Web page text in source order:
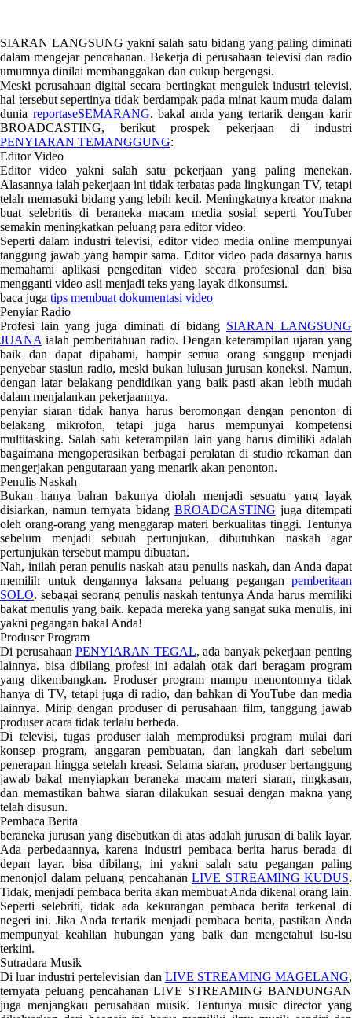
SIARAN LANGSUNG yakni salah satu bidang yang paling diminati
dalam mengejar pencahanan. Bekerja di perusahaan televisi dan radio
umumnya dinilai membanggakan dan cukup bergengsi.
Meski perusahaan digital secara bertingkat mengulek industri televisi,
hal tersebut sepertinya tidak berdampak pada minat kaum muda dalam
dunia reportaseSEMARANG. bakal anda yang tertarik dengan karir
BROADCASTING, berikut prospek pekerjaan di industri
PENYIARAN TEMANGGUNG:
Editor Video
Editor video yakni salah satu pekerjaan yang paling menekan.
Alasannya ialah pekerjaan ini tidak terbatas pada lingkungan TV, tetapi
telah memasuki bidang yang lebih kecil. Meningkatnya kreator makna
buat selebritis di beraneka macam media sosial seperti YouTuber
semakin meningkatkan peluang para editor video.
Seperti dalam industri televisi, editor video media online mempunyai
tanggung jawab yang hampir sama. Editor video pada dasarnya harus
memahami aplikasi pengeditan video secara profesional dan bisa
mengganti video asli menjadi teks yang layak dikonsumsi.
baca juga tips membuat dokumentasi video
Penyiar Radio
Profesi lain yang juga diminati di bidang SIARAN LANGSUNG
JUANA ialah pemberitahuan radio. Dengan keterampilan ujaran yang
baik dan dapat dipahami, hampir semua orang sanggup menjadi
penyebar stasiun radio, meski bukan lulusan jurusan koneksi. Namun,
dengan latar belakang pendidikan yang baik pasti akan lebih mudah
dalam menjalankan pekerjaannya.
penyiar siaran tidak hanya harus beromongan dengan penonton di
belakang mikrofon, tetapi juga harus mempunyai kompetensi
multitasking. Salah satu keterampilan lain yang harus dimiliki adalah
bagaimana mengoperasikan berbagai peralatan di studio rekaman dan
mengerjakan pengutaraan yang menarik akan penonton.
Penulis Naskah
Bukan hanya bahan bakunya diolah menjadi sesuatu yang layak
disiarkan, namun ternyata bidang BROADCASTING juga ditempati
oleh orang-orang yang menggarap materi berkualitas tinggi. Tentunya
sebelum menjadi sebuah pertunjukan, dibutuhkan naskah agar
pertunjukan tersebut mampu dibuatan.
Nah, inilah peran penulis naskah atau penulis naskah, dan Anda dapat
memilih untuk dengannya laksana peluang pegangan pemberitaan
SOLO. sebagai seorang penulis naskah tentunya Anda harus memiliki
bakat menulis yang baik. kepada mereka yang sangat suka menulis, ini
yakni pegangan bakal Anda!
Produser Program
Di perusahaanPENYIARAN TEGAL, ada banyak pekerjaan penting
lainnya. bisa dibilang profesi ini adalah otak dari beragam program
yang dikembangkan. Produser program mampu menontonnya tidak
hanya di TV, tetapi juga di radio, dan bahkan di YouTube dan media
lainnya. Mirip dengan produser di perusahaan film, tanggung jawab
produser acara tidak terlalu berbeda.
Di televisi, tugas produser ialah memproduksi program mulai dari
konsep program, anggaran pembuatan, dan langkah dari sebelum
penerapan hingga setelah kreasi. Selama siaran, produser bertanggung
jawab bakal menyiapkan beraneka macam materi siaran, ringkasan,
dan memastikan bahwa siaran dilakukan sesuai dengan makna yang
telah disusun.
Pembaca Berita
beraneka jurusan yang disebutkan di atas adalah jurusan di balik layar.
Ada perbedaannya, karena industri pembaca berita harus berada di
depan layar. bisa dibilang, ini yakni salah satu pegangan paling
menonjol dalam peluang pencahanan LIVE STREAMING KUDUS.
Tidak, menjadi pembaca berita akan membuat Anda dikenal orang lain.
Seperti selebriti, tidak ada kekurangan pembaca berita terkenal di
negeri ini. Jika Anda tertarik menjadi pembaca berita, pastikan Anda
mempunyai keahlian hubungan yang baik dan mengetahui isu-isu
terkini.
Sutradara Musik
Di luar industri pertelevisian dan LIVE STREAMING MAGELANG,
ternyata peluang pencahanan LIVE STREAMING BANDUNGAN
juga menjangkau perusahaan musik. Tentunya music director yang